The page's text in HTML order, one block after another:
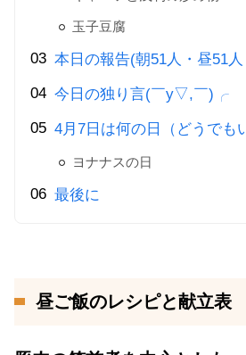
玉子豆腐
本日の報告(朝51人・昼51
今日の独り言(￣y▽,￣)╭
4月7日は何の日（どうでも
ヨナナスの日
最後に
昼ご飯のレシピと献立表